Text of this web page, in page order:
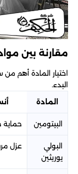
مقارنة بين
اختيار المادة أهم
البدء.
المادة
البيتومين حماية
البولي
يوريثين
عزل